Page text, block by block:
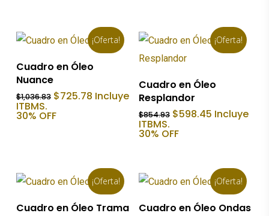
¡Oferta!
Añadir Al Carrito
Cuadro en Óleo
Nuance
$1,036.83 El
original
$725.78El
precio
Incluye
ITBMS.
30% OFF
¡Oferta!
Añadir Al Carrito
Cuadro en Óleo
Resplandor
$854.93 El
original
$598.45 El
precio
Incluye
ITBMS.
30% OFF
¡Oferta!
Añadir Al Carrito
Cuadro en Óleo Trama
¡Oferta!
Añadir Al Carrito
Cuadro en Óleo Ondas